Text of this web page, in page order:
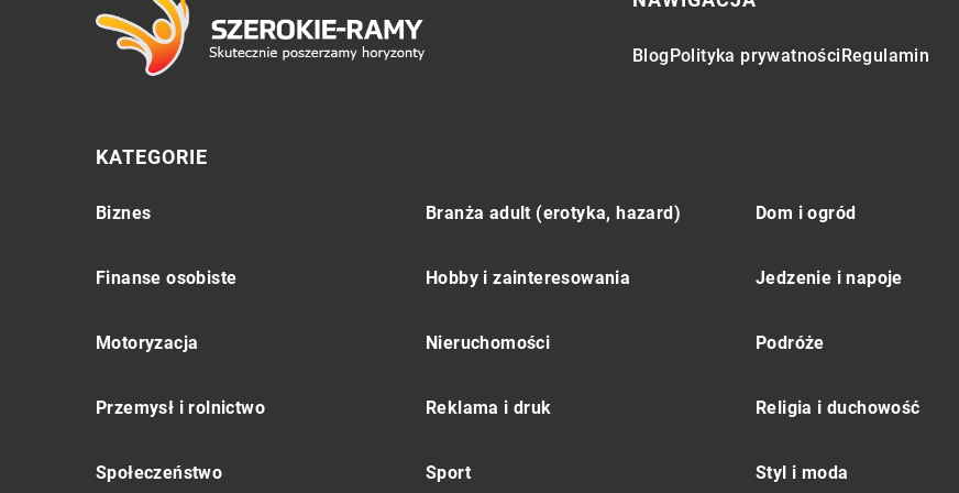
BlogPolityka prywatnościRegulamin
KATEGORIE
Biznes Branża adult (erotyka, hazard) Dom i ogród
Finanse osobiste Hobby i zainteresowania Jedzenie i napoje
Motoryzacja Nieruchomości Podróże
Przemysł i rolnictwo Reklama i druk Religia i duchowość
Społeczeństwo Sport Styl i moda